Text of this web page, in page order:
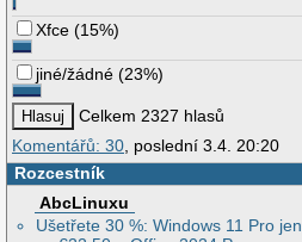
Xfce (15%)
jiné/žádné (23%)
Celkem 2327 hlasů
Komentářů: 30, poslední 3.4. 20:20
Rozcestník
AbcLinuxu
Ušetřete 30 %: Windows 11 Pro jen